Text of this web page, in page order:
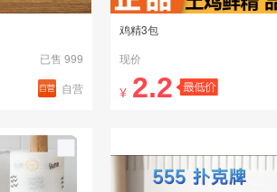
已售 999
自营
鸡精3包
现价
¥ 2.2